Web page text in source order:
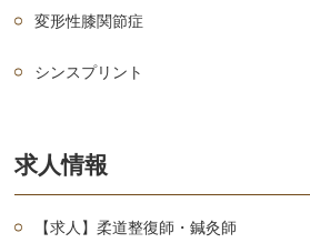
変形性膝関節症
シンスプリント
求人情報
【求人】柔道整復師・鍼灸師